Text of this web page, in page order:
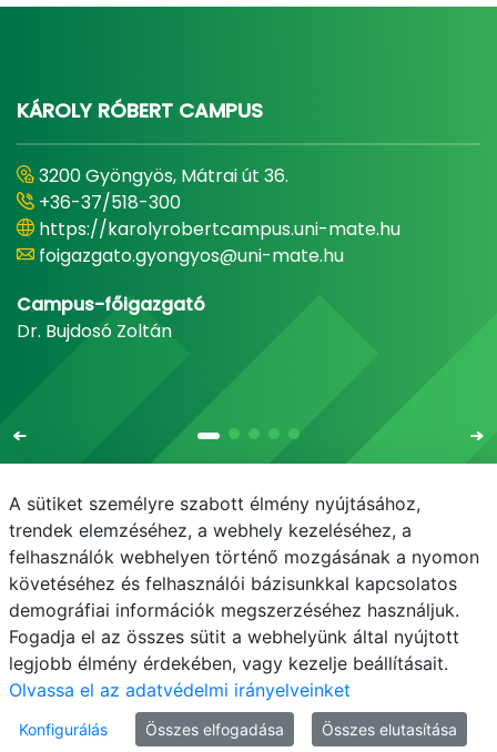
KÁROLY RÓBERT CAMPUS
3200 Gyöngyös, Mátrai út 36.
+36-37/518-300
https://karolyrobertcampus.uni-mate.hu
foigazgato.gyongyos@uni-mate.hu
Campus-főigazgató
Dr. Bujdosó Zoltán
E-mail Telefonkönyv NEPTUN
E-learning
Adatvédelem
A sütiket személyre szabott élmény nyújtásához,
trendek elemzéséhez, a webhely kezeléséhez, a
felhasználók webhelyen történő mozgásának a nyomon
követéséhez és felhasználói bázisunkkal kapcsolatos
demográfiai információk megszerzéséhez használjuk.
Fogadja el az összes sütit a webhelyünk által nyújtott
legjobb élmény érdekében, vagy kezelje beállításait.
Olvassa el az adatvédelmi irányelveinket
Konfigurálás Összes elfogadása Összes elutasítása